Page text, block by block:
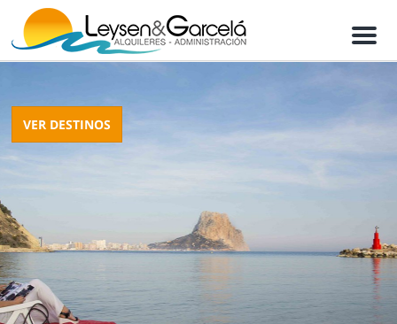
M
n
VER DESTINOS